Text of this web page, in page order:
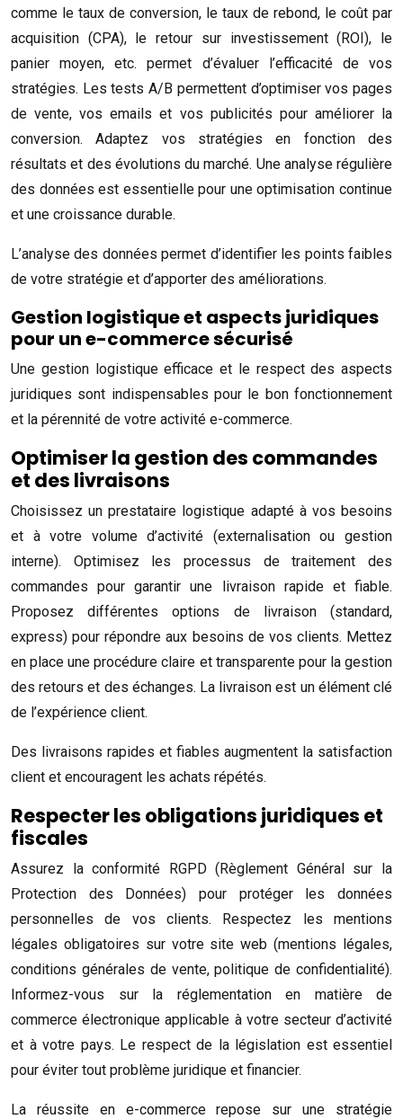
comme le taux de conversion, le taux de rebond, le coût par
acquisition (CPA), le retour sur investissement (ROI), le
panier moyen, etc. permet d’évaluer l’efficacité de vos
stratégies. Les tests A/B permettent d’optimiser vos pages
de vente, vos emails et vos publicités pour améliorer la
conversion. Adaptez vos stratégies en fonction des
résultats et des évolutions du marché. Une analyse régulière
des données est essentielle pour une optimisation continue
et une croissance durable.
L’analyse des données permet d’identifier les points faibles
de votre stratégie et d’apporter des améliorations.
Gestion logistique et aspects juridiques
pour un e-commerce sécurisé
Une gestion logistique efficace et le respect des aspects
juridiques sont indispensables pour le bon fonctionnement
et la pérennité de votre activité e-commerce.
Optimiser la gestion des commandes
et des livraisons
Choisissez un prestataire logistique adapté à vos besoins
et à votre volume d’activité (externalisation ou gestion
interne). Optimisez les processus de traitement des
commandes pour garantir une livraison rapide et fiable.
Proposez différentes options de livraison (standard,
express) pour répondre aux besoins de vos clients. Mettez
en place une procédure claire et transparente pour la gestion
des retours et des échanges. La livraison est un élément clé
de l’expérience client.
Des livraisons rapides et fiables augmentent la satisfaction
client et encouragent les achats répétés.
Respecter les obligations juridiques et
fiscales
Assurez la conformité RGPD (Règlement Général sur la
Protection des Données) pour protéger les données
personnelles de vos clients. Respectez les mentions
légales obligatoires sur votre site web (mentions légales,
conditions générales de vente, politique de confidentialité).
Informez-vous sur la réglementation en matière de
commerce électronique applicable à votre secteur d’activité
et à votre pays. Le respect de la législation est essentiel
pour éviter tout problème juridique et financier.
La réussite en e-commerce repose sur une stratégie